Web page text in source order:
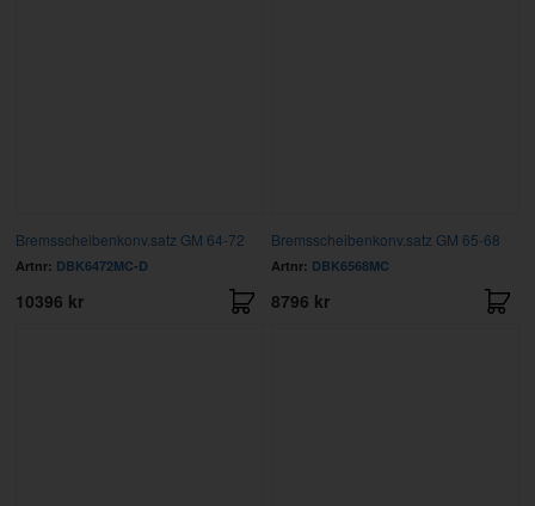
Bremsscheibenkonv.satz GM 64-72
Artnr: DBK6472MC-D
10396 kr
Bremsscheibenkonv.satz GM 65-68
Artnr: DBK6568MC
8796 kr